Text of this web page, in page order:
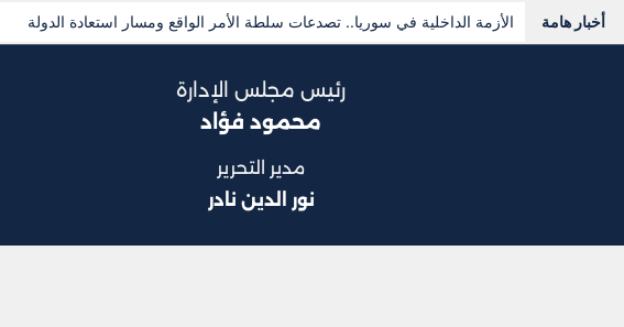
أخبار هامة الأزمة الداخلية في سوريا.. تصدعات سلطة الأمر الواقع ومسار استعادة الدولة
رئيس مجلس الإدارة
محمود فؤاد
مدير التحرير
نور الدين نادر